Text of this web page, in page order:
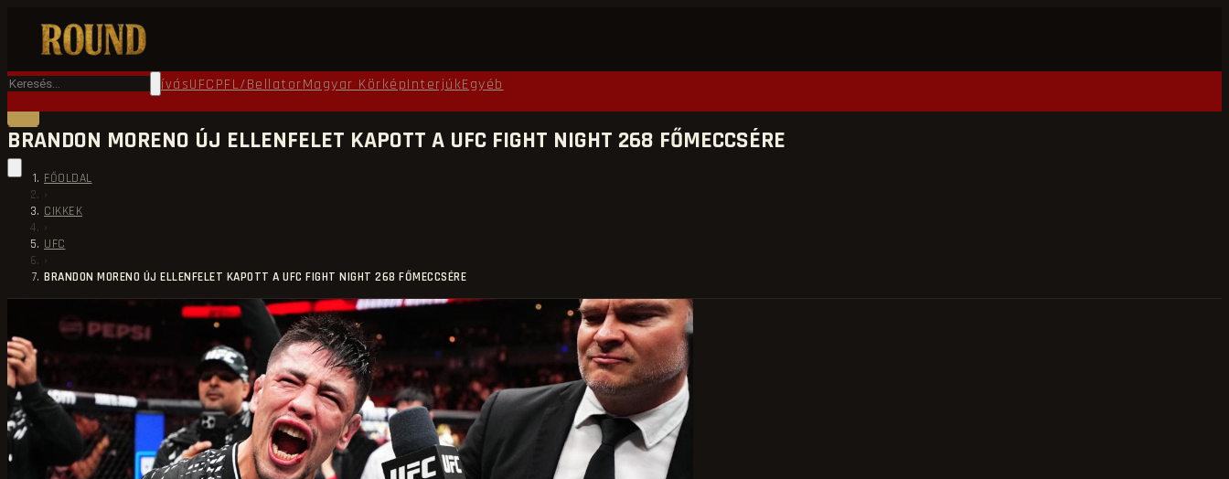
FőoldalRound TV ÖkölvívásUFCPFL/BellatorMagyar KörképInterjúkEgyéb
BRANDON MORENO ÚJ ELLENFELET KAPOTT A UFC FIGHT NIGHT 268 FŐMECCSÉRE
FŐOLDAL
›
CIKKEK
›
UFC
›
BRANDON MORENO ÚJ ELLENFELET KAPOTT A UFC FIGHT NIGHT 268 FŐMECCSÉRE